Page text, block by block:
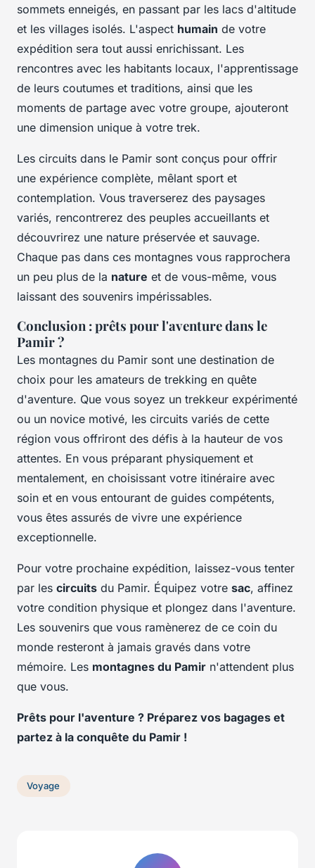
sommets enneigés, en passant par les lacs d'altitude
et les villages isolés. L'aspect humain de votre
expédition sera tout aussi enrichissant. Les
rencontres avec les habitants locaux, l'apprentissage
de leurs coutumes et traditions, ainsi que les
moments de partage avec votre groupe, ajouteront
une dimension unique à votre trek.
Les circuits dans le Pamir sont conçus pour offrir
une expérience complète, mêlant sport et
contemplation. Vous traverserez des paysages
variés, rencontrerez des peuples accueillants et
découvrirez une nature préservée et sauvage.
Chaque pas dans ces montagnes vous rapprochera
un peu plus de la nature et de vous-même, vous
laissant des souvenirs impérissables.
Conclusion : prêts pour l'aventure dans le
Pamir ?
Les montagnes du Pamir sont une destination de
choix pour les amateurs de trekking en quête
d'aventure. Que vous soyez un trekkeur expérimenté
ou un novice motivé, les circuits variés de cette
région vous offriront des défis à la hauteur de vos
attentes. En vous préparant physiquement et
mentalement, en choisissant votre itinéraire avec
soin et en vous entourant de guides compétents,
vous êtes assurés de vivre une expérience
exceptionnelle.
Pour votre prochaine expédition, laissez-vous tenter
par les circuits du Pamir. Équipez votre sac, affinez
votre condition physique et plongez dans l'aventure.
Les souvenirs que vous ramènerez de ce coin du
monde resteront à jamais gravés dans votre
mémoire. Les montagnes du Pamir n'attendent plus
que vous.
Prêts pour l'aventure ? Préparez vos bagages et
partez à la conquête du Pamir !
Voyage